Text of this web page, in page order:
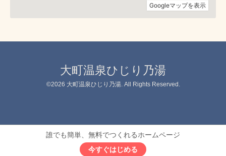
大町温泉ひじり乃湯
©2026 大町温泉ひじり乃湯. All Rights Reserved.
誰でも簡単、無料でつくれるホームページ
今すぐはじめる